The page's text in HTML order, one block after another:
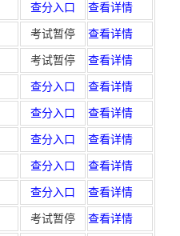
查分入口 查看详情
考试暂停 查看详情
考试暂停 查看详情
查分入口 查看详情
查分入口 查看详情
查分入口 查看详情
查分入口 查看详情
查分入口 查看详情
考试暂停 查看详情